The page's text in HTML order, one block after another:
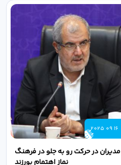
2025 09 16
مدیران در حرکت رو به جلو در فرهنگ
نماز اهتمام بورزند